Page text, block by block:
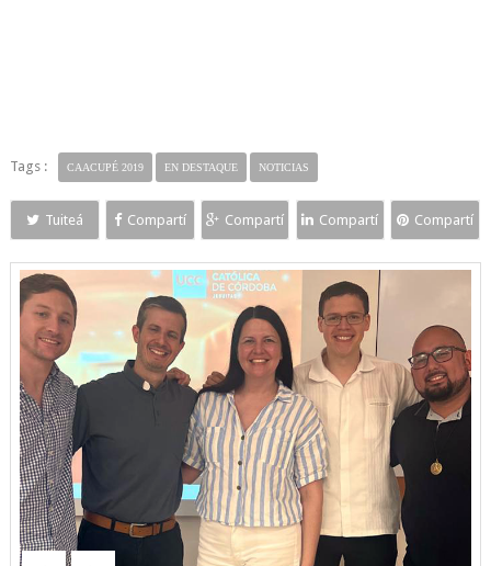
Tags : CAACUPÉ 2019 EN DESTAQUE NOTICIAS
Tuiteá Compartí Compartí Compartí Compartí